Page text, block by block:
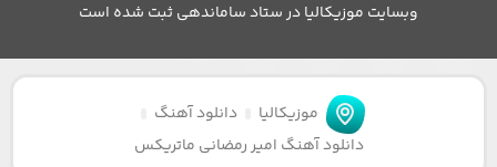
وبسایت موزیکالیا در ستاد ساماندهی ثبت شده است
موزیکالیا
دانلود آهنگ
دانلود آهنگ امیر رمضانی ماتریکس